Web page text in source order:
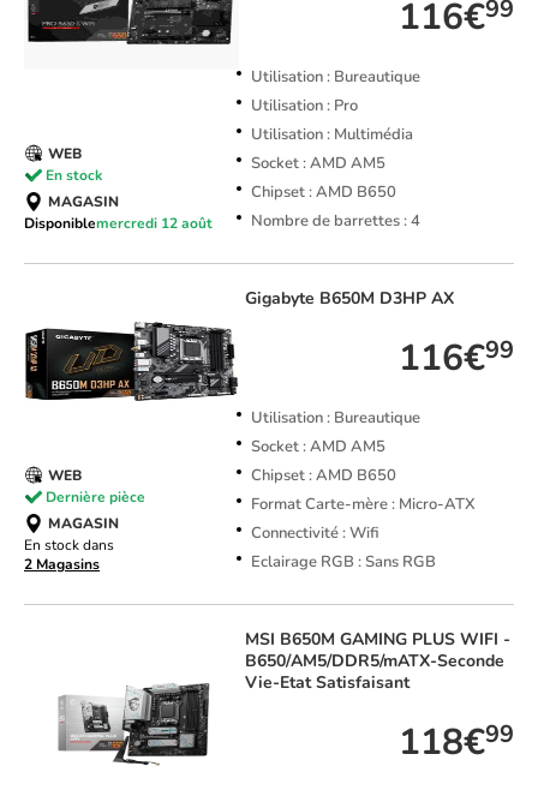
116€99
Utilisation : Bureautique
Utilisation : Pro
Utilisation : Multimédia
Socket : AMD AM5
Chipset : AMD B650
Nombre de barrettes : 4
WEB
En stock
MAGASIN
Disponiblemercredi 12 août
Gigabyte B650M D3HP AX
116€99
Utilisation : Bureautique
Socket : AMD AM5
Chipset : AMD B650
Format Carte-mère : Micro-ATX
Connectivité : Wifi
Eclairage RGB : Sans RGB
WEB
Dernière pièce
MAGASIN
En stock dans
2 Magasins
MSI B650M GAMING PLUS WIFI -
B650/AM5/DDR5/mATX-Seconde
Vie-Etat Satisfaisant
118€99